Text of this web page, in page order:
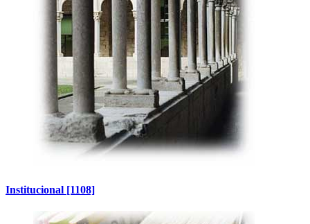
Institucional [1108]